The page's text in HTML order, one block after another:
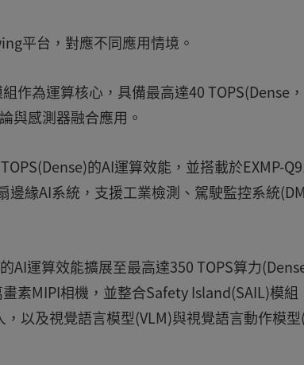
平台，對應不同應用情境。
作為運算核心，具備最高達40 TOPS(Dense
與感測器融合應用。
的AI運算效能，並搭載於EXMP-
邊緣AI系統，支援工業檢測、駕駛監控系統
AI運算效能擴展至最高達350 TOPS算力
素MIPI相機，並整合Safety Island(SAIL)模組
以及視覺語言模型(VLM)與視覺語言動作模型